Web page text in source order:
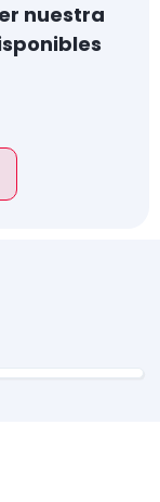
nuestra